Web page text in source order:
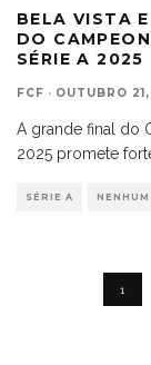
BELA VISTA
DO
SÉRIE A 2025
FCF · OUTUBRO
A grande final do
2025 promete
SÉRIE A
1